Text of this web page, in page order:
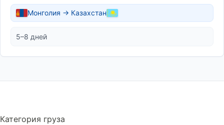
Монголия → Казахстан
5–8 дней
Категория груза